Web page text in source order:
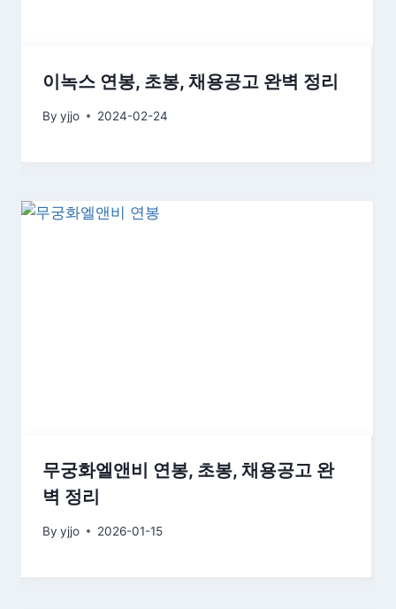
이녹스 연봉, 초봉, 채용공고 완벽 정리
By yjjo 2024-02-24
무궁화엘앤비 연봉, 초봉, 채용공고 완
벽 정리
By yjjo 2026-01-15